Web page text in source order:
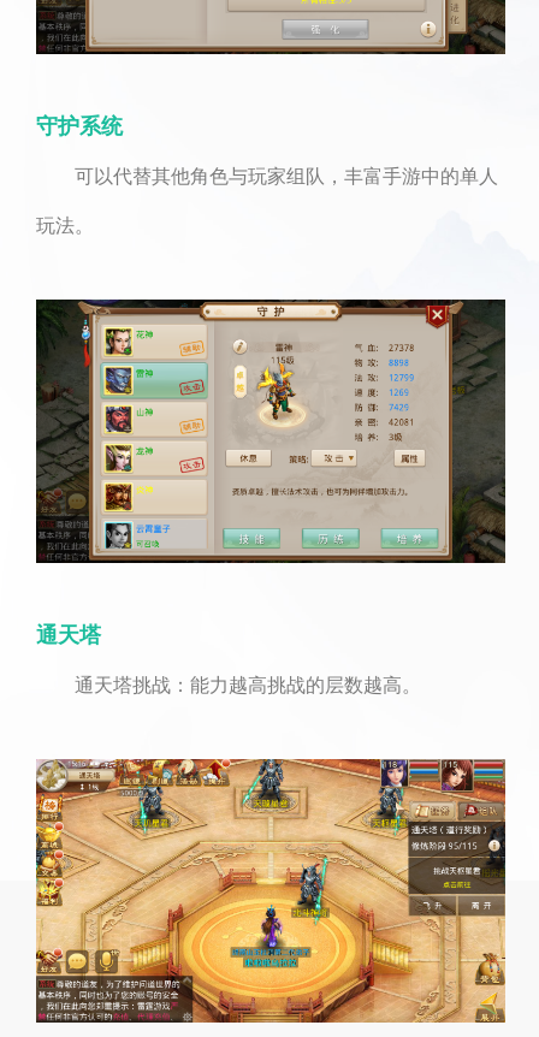
守护系统
可以代替其他角色与玩家组队，丰富手游中的单人
玩法。
通天塔
通天塔挑战：能力越高挑战的层数越高。